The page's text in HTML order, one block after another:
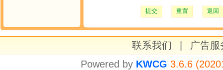
提交 重置 返回
联系我们
广告服
Powered by KWCG 3.6.6